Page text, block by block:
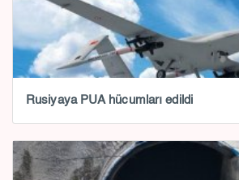
Rusiyaya PUA hücumları edildi